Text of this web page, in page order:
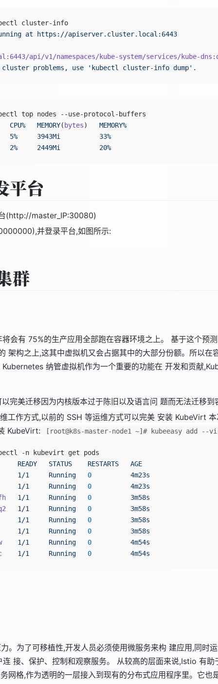
cluster-info
at https://apiserver.cluster.local:6443
api/v1/namespaces/kube-system/services/kube-
problems, use 'kubectl cluster-info dump'.
top nodes --use-protocol-buffers
CPU%
   MEMORY
( bytes) MEMORY%
5%
     3943Mi
          33%
2%
     2449Mi
          20%
平台
(http://master_IP:30080)
并登录平台,如图所示:
群
会有 75%的生产应用全部跑在容器环境之上。 基于这个预
架构之上,这其中虚拟机又会占据其中的大部分份额。所以
纳管虚拟机作为一个重要的功能在 开发和贡献
完美迁移因为内核版本过于陈旧以及语言问 题而无法迁移到
工作方式,以前的 SSH 等运维方式可以完美 安装 KubeVirt
KubeVirt:
[root@k8s-master-node1 ~]# kubeeasy add
-n kubevirt get pods
READY
   STATUS
    RESTARTS
   AGE
1/1
     Running
   0
          4m23s
1/1
     Running
   0
          4m23s
   1/1
     Running
   0
          3m58s
   1/1
     Running
   0
          3m58s
1/1
     Running
   0
          3m58s
1/1
     Running
   0
          3m58s
    1/1
     Running
   0
          4m54s
    1/1
     Running
   0
          4m54s
。为了可移植性,开发人员必须使用微服务来构 建应用,同时
接、保护、控制和观察服务。 从较高的层面来说,Istio 有
网格,作为透明的一层接入到现有的分布式应用程序里。它也